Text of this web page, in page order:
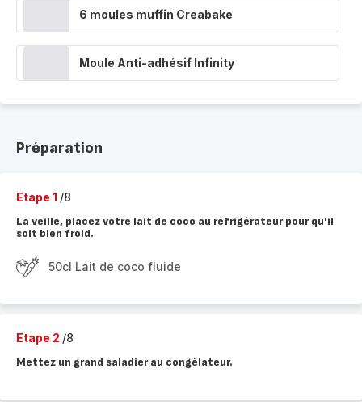
6 moules muffin Creabake
Moule Anti-adhésif Infinity
Préparation
Etape 1 /8
La veille, placez votre lait de coco au réfrigérateur pour qu'il
soit bien froid.
50cl Lait de coco fluide
Etape 2 /8
Mettez un grand saladier au congélateur.